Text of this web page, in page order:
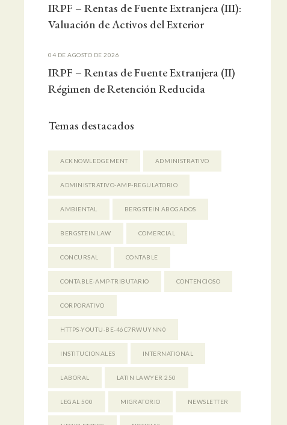
IRPF – Rentas de Fuente Extranjera (III):
Valuación de Activos del Exterior
04 DE AGOSTO DE 2026
IRPF – Rentas de Fuente Extranjera (II)
Régimen de Retención Reducida
Temas destacados
ACKNOWLEDGEMENT ADMINISTRATIVO
ADMINISTRATIVO-AMP-REGULATORIO
AMBIENTAL BERGSTEIN ABOGADOS
BERGSTEIN LAW COMERCIAL
CONCURSAL CONTABLE
CONTABLE-AMP-TRIBUTARIO CONTENCIOSO
CORPORATIVO
HTTPS-YOUTU-BE-46C7RWUYNN0
INSTITUCIONALES INTERNATIONAL
LABORAL LATIN LAWYER 250
LEGAL 500 MIGRATORIO NEWSLETTER